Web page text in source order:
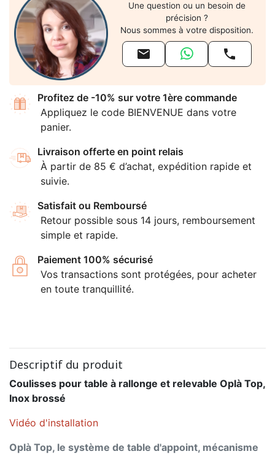
Une question ou un besoin de
précision ?
Nous sommes à votre disposition.
 
Profitez de -10% sur votre 1ère commande
Appliquez le code BIENVENUE dans votre
panier.
Livraison offerte en point relais
À partir de 85 € d’achat, expédition rapide et
suivie.
Satisfait ou Remboursé
Retour possible sous 14 jours, remboursement
simple et rapide.
Paiement 100% sécurisé
Vos transactions sont protégées, pour acheter
en toute tranquillité.
Descriptif du produit
Coulisses pour table à rallonge et relevable Oplà Top,
Inox brossé
Vidéo d'installation
Oplà Top, le système de table d'appoint, mécanisme